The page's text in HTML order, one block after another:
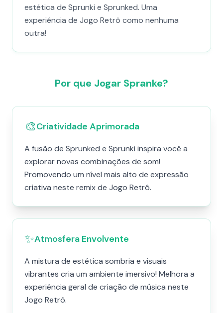
estética de Sprunki e Sprunked. Uma
experiência de Jogo Retrô como nenhuma
outra!
Por que Jogar Spranke?
🎨Criatividade Aprimorada
A fusão de Sprunked e Sprunki inspira você a
explorar novas combinações de som!
Promovendo um nível mais alto de expressão
criativa neste remix de Jogo Retrô.
✨Atmosfera Envolvente
A mistura de estética sombria e visuais
vibrantes cria um ambiente imersivo! Melhora a
experiência geral de criação de música neste
Jogo Retrô.